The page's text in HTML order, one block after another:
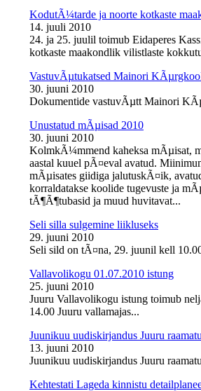
KodutÃ¼tarde ja noorte kotkaste
14. juuli 2010
24. ja 25. juulil toimub Eidaperes
kotkaste maakondlik vilistlaste
VastuvÃµtukatsed Mainori
30. juuni 2010
Dokumentide vastuvÃµtt Mainori
Unustatud mÃµisad 2010
30. juuni 2010
KolmkÃ¼mmend kaheksa mÃµisat,
aastal kuuel pÃ¤eval avatud.
mÃµisates giidiga jalutuskÃ¤ik,
korraldatakse koolide tugevuste ja
tÃ¶Ã¶tubasid ja muud huvitavat...
Seli silla sulgemine liikluseks
29. juuni 2010
Seli sild on tÃ¤na, 29. juunil kell
Vallavolikogu 01.07.2010 istung
25. juuni 2010
Juuru Vallavolikogu istung toimub
14.00 Juuru vallamajas...
Juunikuu uudiskirjandus Juuru
13. juuni 2010
Juunikuu uudiskirjandus Juuru
Kehtestati Lageda kinnistu